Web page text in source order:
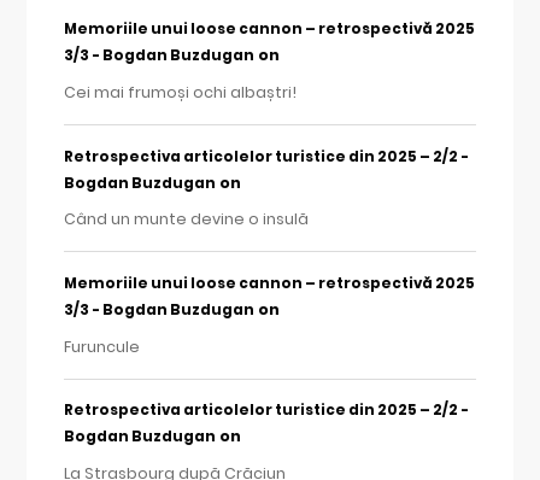
Memoriile unui loose cannon – retrospectivă 2025
3/3 - Bogdan Buzdugan on
Cei mai frumoși ochi albaștri!
Retrospectiva articolelor turistice din 2025 – 2/2 -
Bogdan Buzdugan on
Când un munte devine o insulă
Memoriile unui loose cannon – retrospectivă 2025
3/3 - Bogdan Buzdugan on
Furuncule
Retrospectiva articolelor turistice din 2025 – 2/2 -
Bogdan Buzdugan on
La Strasbourg după Crăciun